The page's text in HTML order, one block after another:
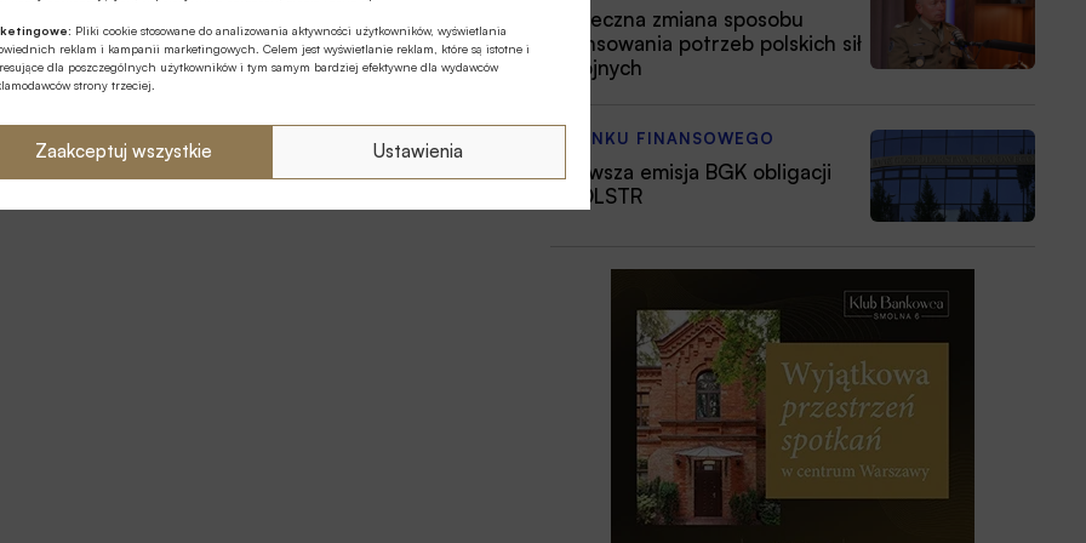
Pliki cookie stosowane do analizowania aktywności użytkowników, wyświetlania
reklam i kampanii marketingowych. Celem jest wyświetlanie reklam, które są istotne i
dla poszczególnych użytkowników i tym samym bardziej efektywne dla wydawców
strony trzeciej.
Zaakceptuj wszystkie Ustawienia
Konieczna zmiana sposobu
finansowania potrzeb polskich sił
zbrojnych
Z RYNKU FINANSOWEGO
Pierwsza emisja BGK obligacji
z POLSTR